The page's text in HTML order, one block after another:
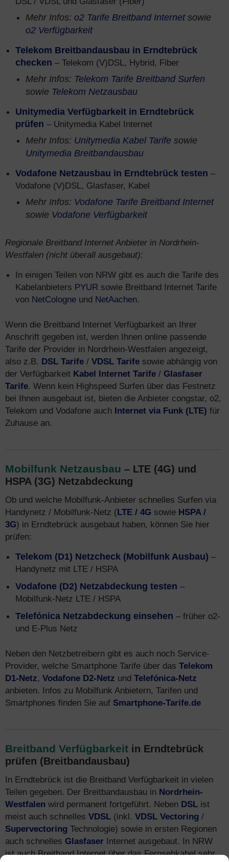
Mehr Infos: o2 Tarife Breitband Internetsowie
o2 Verfügbarkeit
Telekom Breitbandausbau in Erndtebrück
checken – Telekom (V)DSL, Hybrid, Fiber
Mehr Infos: Telekom Tarife Breitband Surfen
sowie Telekom Netzausbau
Unitymedia Verfügbarkeit in Erndtebrück
prüfen – Unitymedia Kabel Internet
Mehr Infos: Unitymedia Kabel Tarife sowie
Unitymedia Breitbandausbau
Vodafone Netzausbau in Erndtebrück testen –
Vodafone (V)DSL, Glasfaser, Kabel
Mehr Infos: Vodafone Tarife Breitband Internet
sowie Vodafone Verfügbarkeit
Regionale Breitband Internet Anbieter in Nordrhein-
Westfalen (nicht überall ausgebaut):
In einigen Teilen von NRW gibt es auch die Tarife des
Kabelanbieters PYUR sowie Breitband Internet Tarife
von NetCologne und NetAachen.
Wenn die Breitband Internet Verfügbarkeit an Ihrer
Anschrift gegeben ist, werden Ihnen online passende
Tarife der Provider in Nordrhein-Westfalen angezeigt,
also z.B. DSL Tarife / VDSL Tarife sowie abhängig von
der Verfügbarkeit Kabel Internet Tarife / Glasfaser
Tarife. Wenn kein Highspeed Surfen über das Festnetz
bei Ihnen ausgebaut ist, bieten die Anbieter congstar, o2,
Telekom und Vodafone auch Internet via Funk (LTE) für
Zuhause an.
Mobilfunk Netzausbau – LTE (4G) und
HSPA (3G) Netzabdeckung
Ob und welche Mobilfunk-Anbieter schnelles Surfen via
Handynetz / Mobilfunk-Netz (LTE / 4G sowie HSPA /
3G) in Erndtebrück ausgebaut haben, können Sie hier
prüfen:
Telekom (D1) Netzcheck (Mobilfunk Ausbau) –
Handynetz mit LTE / HSPA
Vodafone (D2) Netzabdeckung testen –
Mobilfunk-Netz LTE / HSPA
Telefónica Netzabdeckung einsehen – früher o2-
und E-Plus Netz
Neben den Netzbetreibern gibt es auch noch Service-
Provider, welche Smartphone Tarife über das Telekom
D1-Netz, Vodafone D2-Netz und Telefónica-Netz
anbieten. Infos zu Mobilfunk Anbietern, Tarifen und
Smartphones finden Sie auf Smartphone-Tarife.de
Breitband Verfügbarkeit in Erndtebrück
prüfen (Breitbandausbau)
In Erndtebrück ist die Breitband Verfügbarkeit in vielen
Teilen gegeben. Der Breitbandausbau in Nordrhein-
Westfalen wird permanent fortgeführt. Neben DSL ist
meist auch schnelles VDSL (inkl. VDSL Vectoring /
Supervectoring Technologie) sowie in ersten Regionen
auch schnelles Glasfaser Internet ausgebaut. In NRW
ist auch Breitband Internet über das Fernsehkabel sehr